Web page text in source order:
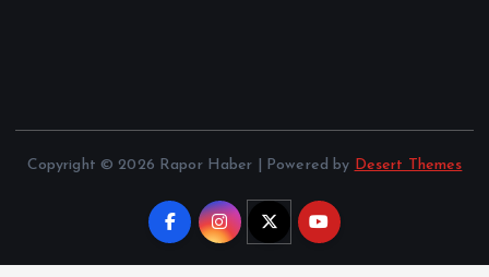
Copyright © 2026 Rapor Haber | Powered by Desert Themes